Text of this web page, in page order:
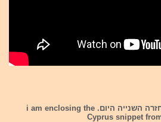
להלן הקדימון של קפריסין מהחזרה השנייה היום. i am enclosing the
Cyprus snippet